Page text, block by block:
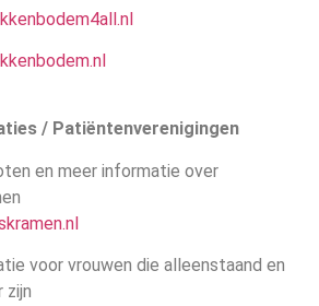
/ Patiëntenverenigingen
en meer informatie over
voor vrouwen die alleenstaand en
zijn